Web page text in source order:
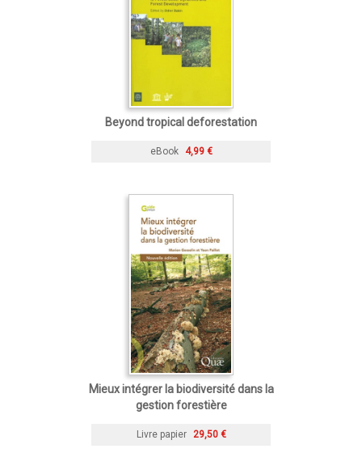
Beyond tropical deforestation
eBook 4,99 €
Mieux intégrer la biodiversité dans la
gestion forestière
Livre papier 29,50 €